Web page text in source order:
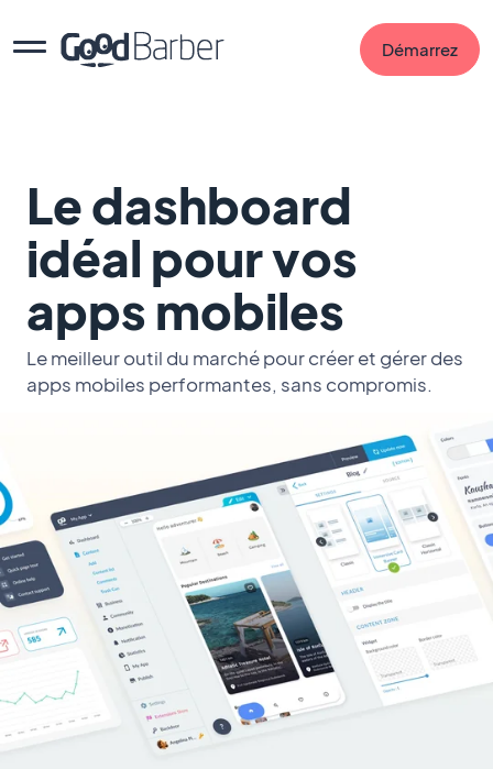
Démarrez
Le dashboard
idéal pour vos
apps mobiles
Le meilleur outil du marché pour créer et gérer des
apps mobiles performantes, sans compromis.